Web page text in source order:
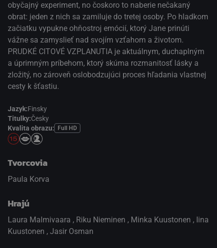
obyčajný experiment, no čoskoro to naberie nečakaný
obrat: jeden z nich sa zamiluje do tretej osoby. Po hladkom
začiatku vypukne ohňostroj emócií, ktorý Jane prinúti
vážne sa zamyslieť nad svojím vzťahom a životom.
PRUDKÉ CITOVÉ VZPLANUTIA je aktuálnym, duchaplným
a úprimným príbehom, ktorý skúma rozmanitosť lásky a
zložitý, no zároveň oslobodzujúci proces hľadania vlastnej
cesty k šťastiu.
Jazyk:Finsky
Titulky:Česky
Kvalita obrazu:
Full HD
Tvorcovia
Paula Korva
Hrajú
Laura Malmivaara , Riku Nieminen , Minka Kuustonen , Iina
Kuustonen , Jasir Osman